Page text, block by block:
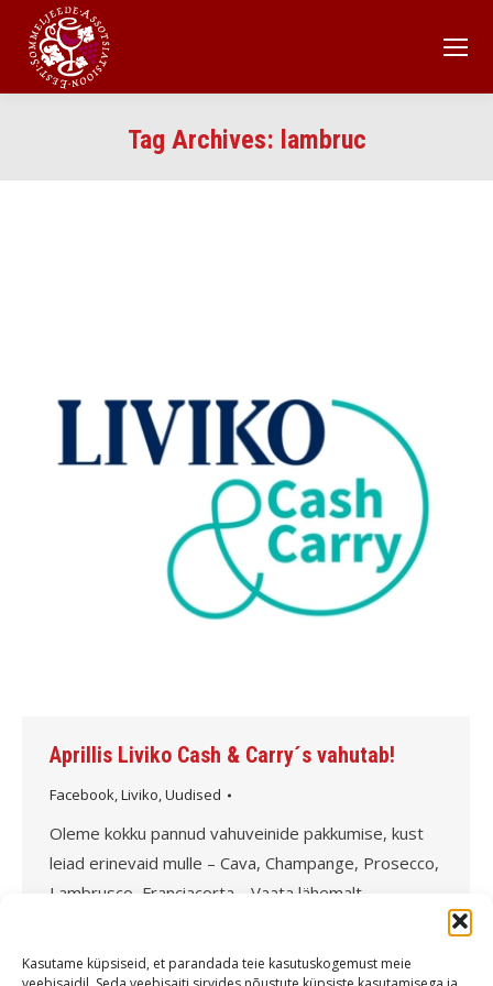
Kasutame küpsiseid, et parandada teie kasutuskogemust meie
Tag Archives: lambruc
Aprillis Liviko Cash & Carry´s vahutab!
Facebook,Liviko,Uudised
Oleme kokku pannud vahuveinide pakkumise, kust
leiad erinevaid mulle – Cava, Champange, Prosecco,
Lambrusco, Franciacorta… Vaata lähemalt
https://issuu.com/liviko…/docs/cash_carry_joogilist_aprill
Tähelepanu! Tegemist on alkoholiga. Alkohol võib
kahjustada teie tervist.